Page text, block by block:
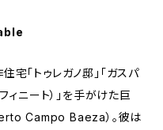
「トゥレガノ邸」「ガスパ
ィニート）」を手がけた巨
Campo Baeza）。彼は